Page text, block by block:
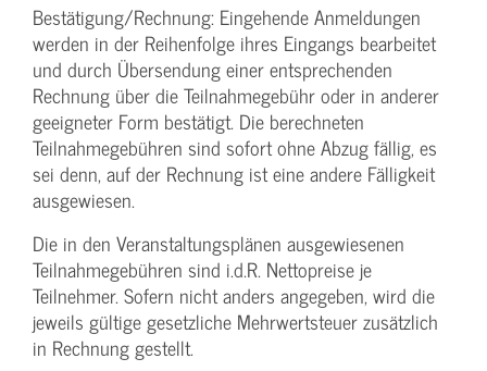
Bestätigung­/Rechnung: Eingehende Anmeldungen
werden in der Reihenfolge ihres Eingangs bearbeitet
und durch Übersendung einer entsprechenden
Rechnung über die Teilnahmegebühr oder in anderer
geeigneter Form bestätigt. Die berechneten
Teilnahmegebühren sind sofort ohne Abzug fällig, es
sei denn, auf der Rechnung ist eine andere Fälligkeit
ausgewiesen.
Die in den Veranstaltungsplänen ausgewiesenen
Teilnahmegebühren sind i.d.R. Nettopreise je
Teilnehmer. Sofern nicht anders angegeben, wird die
jeweils gültige gesetzliche Mehrwertsteuer zusätzlich
in Rechnung gestellt.